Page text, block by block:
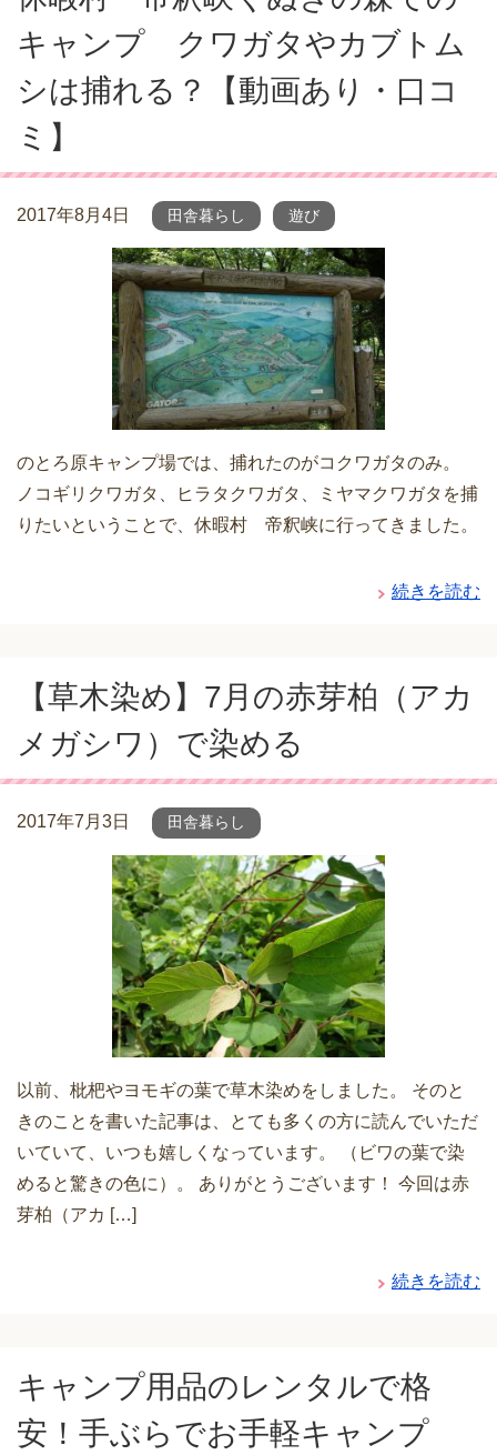
キャンプ クワガタやカブトム
シは捕れる？【動画あり・口コ
ミ】
2017年8月4日 田舎暮らし 遊び
のとろ原キャンプ場では、捕れたのがコクワガタのみ。
ノコギリクワガタ、ヒラタクワガタ、ミヤマクワガタを捕
りたいということで、休暇村 帝釈峡に行ってきました。
続きを読む
【草木染め】7月の赤芽柏（アカ
メガシワ）で染める
2017年7月3日 田舎暮らし
以前、枇杷やヨモギの葉で草木染めをしました。 そのと
きのことを書いた記事は、とても多くの方に読んでいただ
いていて、いつも嬉しくなっています。 （ビワの葉で染
めると驚きの色に）。 ありがとうございます！ 今回は赤
芽柏（アカ […]
続きを読む
キャンプ用品のレンタルで格
安！手ぶらでお手軽キャンプ